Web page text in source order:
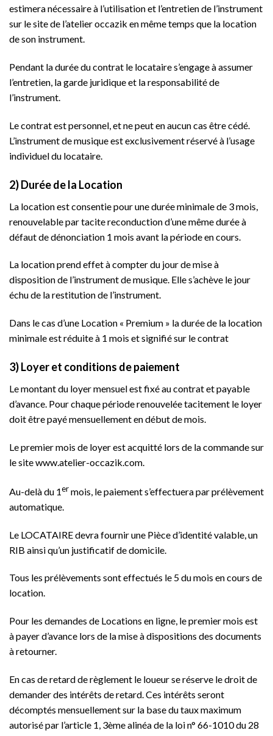
estimera nécessaire à l’utilisation et l’entretien de l’instrument
sur le site de l’atelier occazik en même temps que la location
de son instrument.
Pendant la durée du contrat le locataire s’engage à assumer
l’entretien, la garde juridique et la responsabilité de
l’instrument.
Le contrat est personnel, et ne peut en aucun cas être cédé.
L’instrument de musique est exclusivement réservé à l’usage
individuel du locataire.
2) Durée de la Location
La location est consentie pour une durée minimale de 3 mois,
renouvelable par tacite reconduction d’une même durée à
défaut de dénonciation 1 mois avant la période en cours.
La location prend effet à compter du jour de mise à
disposition de l’instrument de musique. Elle s’achève le jour
échu de la restitution de l’instrument.
Dans le cas d’une Location « Premium » la durée de la location
minimale est réduite à 1 mois et signifié sur le contrat
3) Loyer et conditions de paiement
Le montant du loyer mensuel est fixé au contrat et payable
d’avance. Pour chaque période renouvelée tacitement le loyer
doit être payé mensuellement en début de mois.
Le premier mois de loyer est acquitté lors de la commande sur
le site www.atelier-occazik.com.
Au-delà du 1ermois, le paiement s’effectuera par prélèvement
automatique.
Le LOCATAIRE devra fournir une Pièce d’identité valable, un
RIB ainsi qu’un justificatif de domicile.
Tous les prélèvements sont effectués le 5 du mois en cours de
location.
Pour les demandes de Locations en ligne, le premier mois est
à payer d’avance lors de la mise à dispositions des documents
à retourner.
En cas de retard de règlement le loueur se réserve le droit de
demander des intérêts de retard. Ces intérêts seront
décomptés mensuellement sur la base du taux maximum
autorisé par l’article 1, 3ème alinéa de la loi n° 66-1010 du 28